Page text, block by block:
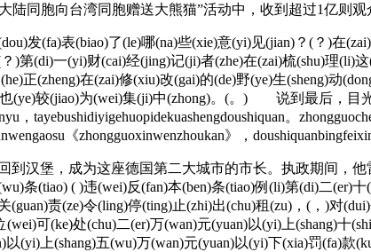
同胞向台湾同胞赠送大熊猫”活动中，收到超过1亿则观
(fa)表(biao)了(le)哪(na)些(xie)意(yi)见(jian)？(？)在(zai)
)第(di)一(yi)财(cai)经(jing)记(ji)者(zhe)在(zai)梳(shu)理(li)
正(zheng)在(zai)修(xiu)改(gai)的(de)野(ye)生(sheng)动
也(ye)较(jiao)为(wei)集(ji)中(zhong)。(。) 说到最后，
，tayebushidiyigehuopidekuashengdoushiquan。
《zhongguoxinwenzhoukan》，
汉堡，成为这座德国第二大城市的市长。执政期间，
( )违(wei)反(fan)本(ben)条(tiao)例(li)第(di)二(er)十
(guan)责(ze)令(ling)停(ting)止(zhi)出(chu)租(zu)，(，)对
可(ke)处(chu)二(er)万(wan)元(yuan)以(yi)上(shang)十
(yi)上(shang)五(wu)万(wan)元(yuan)以(yi)下(xia)罚(fa)款